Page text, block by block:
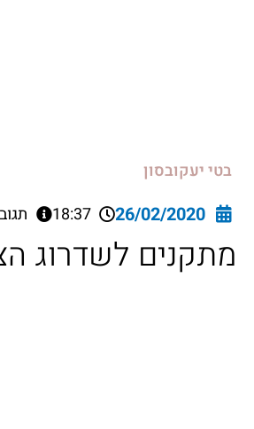
בטי יעקובסון
26/02/2020
18:37
מתקנים לשדרוג